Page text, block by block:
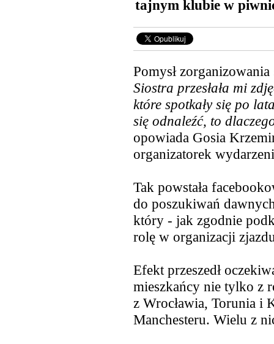
tajnym klubie w
Pomysł
Siostra przesłała mi
które spotkały się po
się odnaleźć, to
opowiada Gosia
organizatorek
Tak powstała
do poszukiwań
który - jak zgodnie
rolę w organizacji
Efekt przeszedł
mieszkańcy nie tylko z
z Wrocławia, Torunia i
Manchesteru. Wielu z